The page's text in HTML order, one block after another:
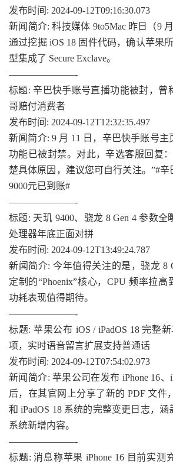
发布时间: 2024-09-12T09:16:30.073
新闻简介: 科技媒体 9to5Mac 昨日（9
通过挖掘 iOS 18 固件代码，确认苹果
型集成了 Secure Exclave。
———————-
标题: 辛巴快手账号直播功能被封，曾
哥赔付消费者
发布时间: 2024-09-12T12:32:35.497
新闻简介: 9 月 11 日，辛巴快手账号
功能已被封禁。对此，辛选客服回复
楚具体原因，建议您可自行关注。”#
9000元已到账#
———————-
标题: 天玑 9400、骁龙 8 Gen 4 参数
处理器年底正面对拼
发布时间: 2024-09-12T13:49:24.787
新闻简介: 今年值得关注的是，骁龙 8
定制的“Phoenix”核心，CPU 频率拉高
功耗表现值得期待。
———————-
标题: 苹果公布 iOS / iPadOS 18 完整
项，实时语音留言扩展支持普通话
发布时间: 2024-09-12T07:54:02.973
新闻简介: 苹果公司在发布 iPhone 16、
后，在其官网上分享了新的 PDF 文件
和 iPadOS 18 系统的完整变更日志，
系统新增内容。
———————-
标题: 消息称苹果 iPhone 16 目前实测